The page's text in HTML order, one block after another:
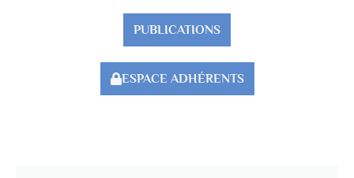
PUBLICATIONS
ESPACE ADHÉRENTS